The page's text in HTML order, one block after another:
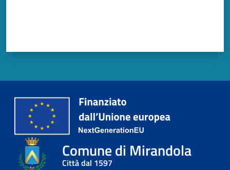
Comune di Mirandola
Città dal 1597